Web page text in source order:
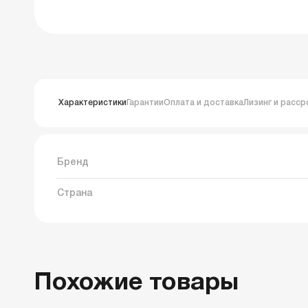
Характеристики ГарантииОплата и доставкаЛизинг и
Бренд
Страна
Похожие товары